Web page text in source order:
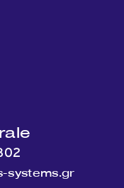
systems.gr